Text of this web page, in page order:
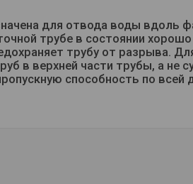
для отвода воды вдоль
трубе в состоянии
трубу от разрыва.
в верхней части трубы, а не
способность по всей